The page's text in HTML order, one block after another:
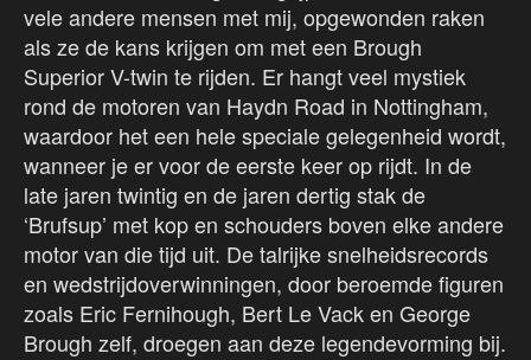
vele andere mensen met mij, opgewonden raken
als ze de kans krijgen om met een Brough
Superior V-twin te rijden. Er hangt veel mystiek
rond de motoren van Haydn Road in Nottingham,
waardoor het een hele speciale gelegenheid wordt,
wanneer je er voor de eerste keer op rijdt. In de
late jaren twintig en de jaren dertig stak de
‘Brufsup’ met kop en schouders boven elke andere
motor van die tijd uit. De talrijke snelheidsrecords
en wedstrijdoverwinningen, door beroemde figuren
zoals Eric Fernihough, Bert Le Vack en George
Brough zelf, droegen aan deze legendevorming bij.